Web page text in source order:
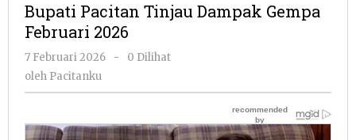
Dampak
Bupati Pacitan Tinjau Dampak Gempa
Februari 2026
7 Februari 2026
oleh
-
0 Dilihat
oleh Pacitanku